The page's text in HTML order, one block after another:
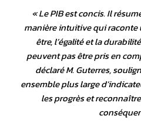
«Le PIB est concis. Il
manière intuitive qui raconte
être, l’égalité et la
peuvent pas être pris en
déclaré M. Guterres,
ensemble plus large
les progrès et